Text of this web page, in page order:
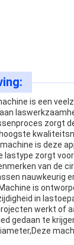
is een
zorgt
is deze
zorgt
van de
nauwkeurig
is
in
werkt of
gedaan te